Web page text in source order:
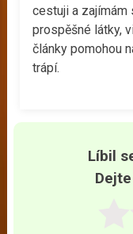
cestuji a zajímám
prospěšné látky,
články pomohou
trápí.
Líbil